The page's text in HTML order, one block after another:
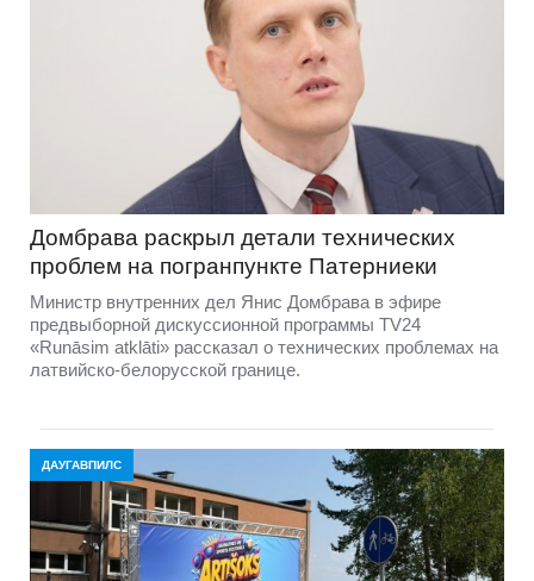
Домбравa раскрыл детали технических
проблем на погранпункте Патерниеки
Министр внутренних дел Янис Домбрава в эфире
предвыборной дискуссионной программы TV24
«Runāsim atklāti» рассказал о технических проблемах на
латвийско-белорусской границе.
ДАУГАВПИЛС